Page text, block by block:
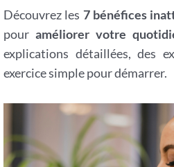
Découvrez les 7 bénéfices
pour améliorer votre
explications détaillées, des
exercice simple pour démarrer.